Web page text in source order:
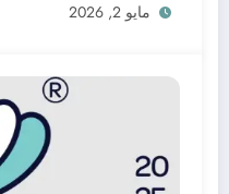
مايو 2, 2026